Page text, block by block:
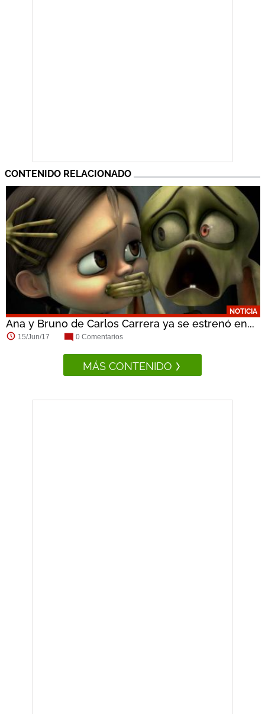
CONTENIDO RELACIONADO
NOTICIA
Ana y Bruno de Carlos Carrera ya se estrenó en...
15/Jun/17 0 Comentarios
MÁS CONTENIDO